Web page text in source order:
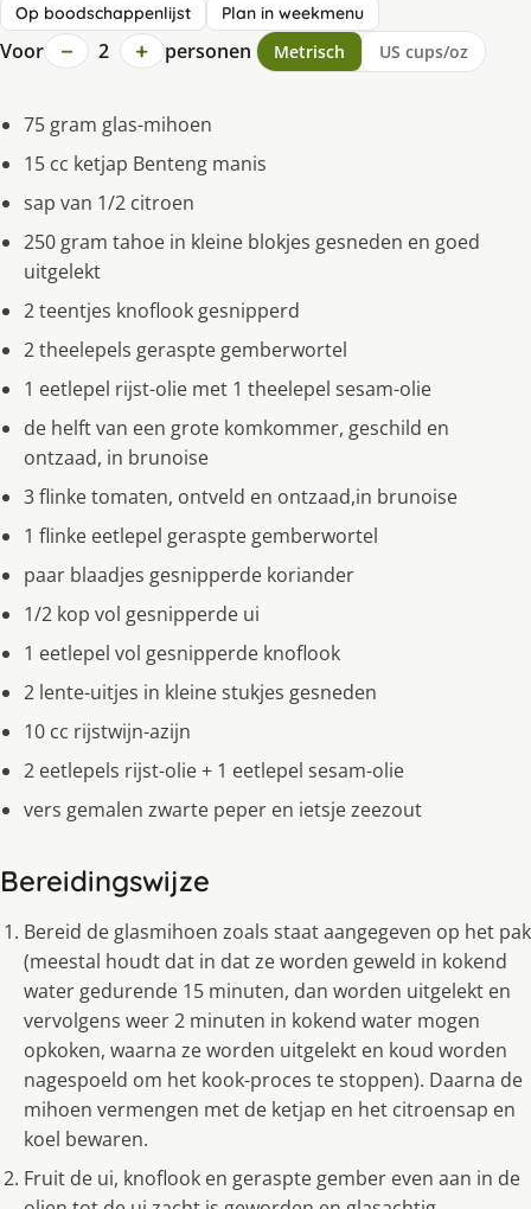
Op boodschappenlijst Plan in weekmenu
Voor − 2 + personen Metrisch US cups/oz
75 gram glas-mihoen
15 cc ketjap Benteng manis
sap van 1/2 citroen
250 gram tahoe in kleine blokjes gesneden en goed
uitgelekt
2 teentjes knoflook gesnipperd
2 theelepels geraspte gemberwortel
1 eetlepel rijst-olie met 1 theelepel sesam-olie
de helft van een grote komkommer, geschild en
ontzaad, in brunoise
3 flinke tomaten, ontveld en ontzaad,in brunoise
1 flinke eetlepel geraspte gemberwortel
paar blaadjes gesnipperde koriander
1/2 kop vol gesnipperde ui
1 eetlepel vol gesnipperde knoflook
2 lente-uitjes in kleine stukjes gesneden
10 cc rijstwijn-azijn
2 eetlepels rijst-olie + 1 eetlepel sesam-olie
vers gemalen zwarte peper en ietsje zeezout
Bereidingswijze
Bereid de glasmihoen zoals staat aangegeven op het pak
(meestal houdt dat in dat ze worden geweld in kokend
water gedurende 15 minuten, dan worden uitgelekt en
vervolgens weer 2 minuten in kokend water mogen
opkoken, waarna ze worden uitgelekt en koud worden
nagespoeld om het kook-proces te stoppen). Daarna de
mihoen vermengen met de ketjap en het citroensap en
koel bewaren.
Fruit de ui, knoflook en geraspte gember even aan in de